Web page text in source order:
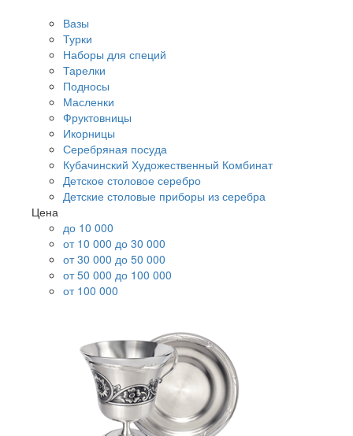
Вазы
Турки
Наборы для специй
Тарелки
Подносы
Масленки
Фруктовницы
Икорницы
Серебряная посуда
Кубачинский Художественный Комбинат
Детское столовое серебро
Детские столовые приборы из серебра
Цена
до 10 000
от 10 000 до 30 000
от 30 000 до 50 000
от 50 000 до 100 000
от 100 000